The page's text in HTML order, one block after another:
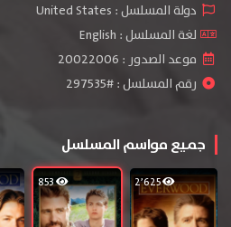
دولة المسلسل : United States
لغة المسلسل : English
موعد الصدور : 20022006
رقم المسلسل : #297535
جميع مواسم المسلسل
2٬625 853